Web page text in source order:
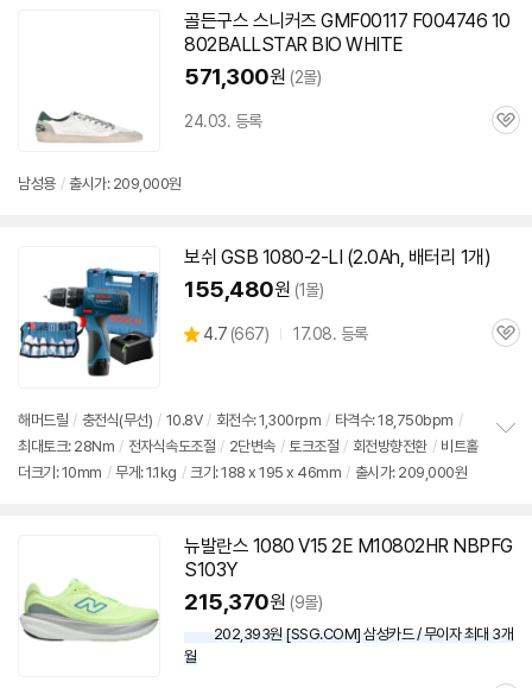
골든구스 스니커즈 GMF00117 F004746 10
802BALLSTAR BIO WHITE
571,300원 (2몰)
24.03. 등록
관
남성용 / 출시가: 209,000원
보쉬 GSB 1080-2-LI (2.0Ah, 배터리 1개)
155,480원 (1몰)
별
4.7 (상
뷰
667) 17.08. 등록
관
해머드릴 / 충전식(무선) / 10.8V / 회전수: 1,300rpm / 타격수: 18,750bpm /
최대토크: 28Nm / 전자식속도조절 / 2단변속 / 토크조절 / 회전방향전환 / 비트홀
더크기: 10mm / 무게: 1.1kg / 크기: 188 x 195 x 46mm / 출시가: 209,000원
기
뉴발란스 1080 V15 2E M10802HR NBPFG
S103Y
215,370원 (9몰)
202,393원 [SSG.COM] 삼성카드 / 무이자 최대 3개
월
세부정보 열기/접기